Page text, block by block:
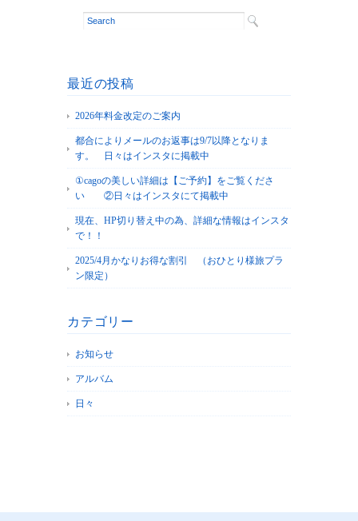
最近の投稿
2026年料金改定のご案内
都合によりメールのお返事は9/7以降となりま
す。 日々はインスタに掲載中
①cagoの美しい詳細は【ご予約】をご覧くださ
い ②日々はインスタにて掲載中
現在、HP切り替え中の為、詳細な情報はインスタ
で！！
2025/4月かなりお得な割引 （おひとり様旅プラ
ン限定）
カテゴリー
お知らせ
アルバム
日々